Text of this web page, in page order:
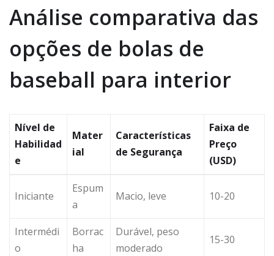
Análise comparativa das
opções de bolas de
baseball para interior
Nível de
Habilidad
e
Mater
ial
Características
de Segurança
Faixa de
Preço
(USD)
Iniciante
Espum
a
Macio, leve 10-20
Intermédi
o
Borrac
ha
Durável, peso
moderado
15-30